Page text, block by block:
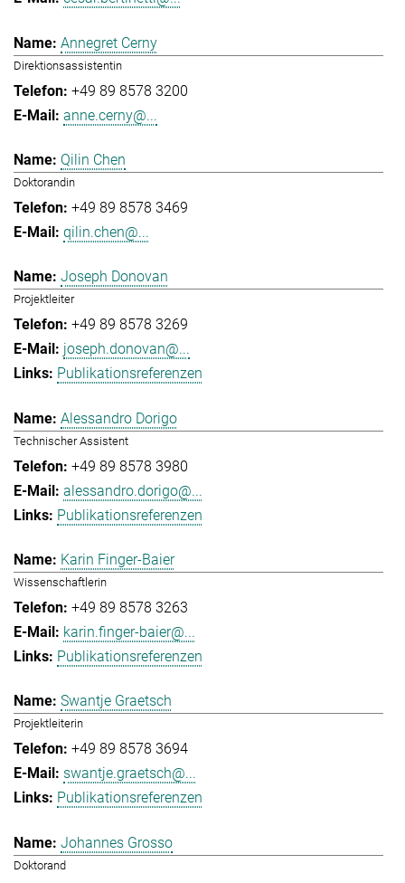
Annegret Cerny
Direktionsassistentin
+49 89 8578 3200
anne.cerny@...
Qilin Chen
Doktorandin
+49 89 8578 3469
qilin.chen@...
Joseph Donovan
Projektleiter
+49 89 8578 3269
joseph.donovan@...
Publikationsreferenzen
Alessandro Dorigo
Technischer Assistent
+49 89 8578 3980
alessandro.dorigo@...
Publikationsreferenzen
Karin Finger-Baier
Wissenschaftlerin
+49 89 8578 3263
karin.finger-baier@...
Publikationsreferenzen
Swantje Graetsch
Projektleiterin
+49 89 8578 3694
swantje.graetsch@...
Publikationsreferenzen
Johannes Grosso
Doktorand